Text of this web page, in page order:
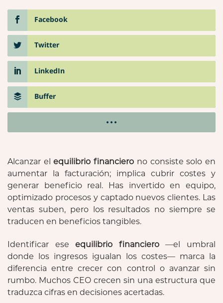
Facebook
Twitter
LinkedIn
Buffer
Alcanzar elequilibrio financiero no consiste solo en
aumentar la facturación; implica cubrir costes y
generar beneficio real. Has invertido en equipo,
optimizado procesos y captado nuevos clientes. Las
ventas suben, pero los resultados no siempre se
traducen en beneficios tangibles.
Identificar eseequilibrio financiero—el umbral
donde los ingresos igualan los costes— marca la
diferencia entre crecer con control o avanzar sin
rumbo. Muchos CEO crecen sin una estructura que
traduzca cifras en decisiones acertadas.